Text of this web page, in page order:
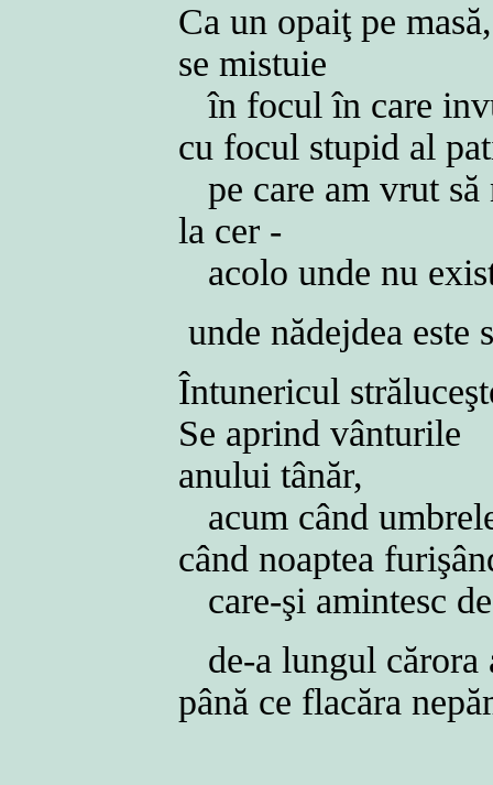
Ca un opaiţ pe
se mistuie
în focul în care
cu focul stupid al
pe care am vrut
la cer -
acolo unde nu
unde nădejdea
Întunericul
Se aprind vânturile
anului tânăr,
acum când
când noaptea
care-şi amintesc
de-a lungul cărora
până ce flacăra